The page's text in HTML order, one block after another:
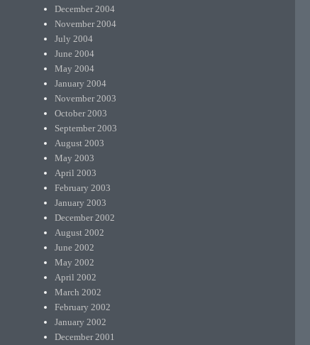
December 2004
November 2004
July 2004
June 2004
May 2004
January 2004
November 2003
October 2003
September 2003
August 2003
May 2003
April 2003
February 2003
January 2003
December 2002
August 2002
June 2002
May 2002
April 2002
March 2002
February 2002
January 2002
December 2001